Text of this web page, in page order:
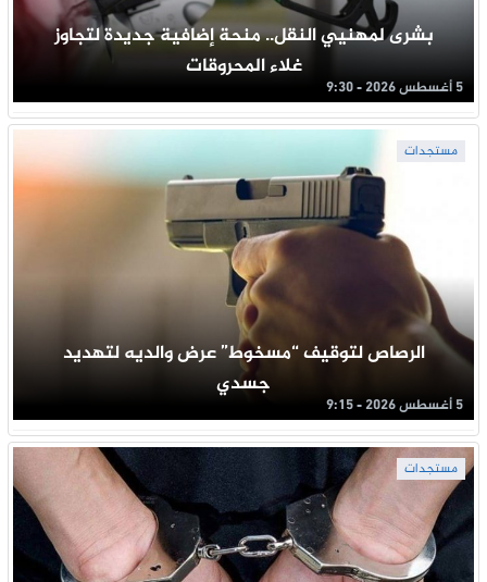
بشرى لمهنيي النقل.. منحة إضافية جديدة لتجاوز
غلاء المحروقات
5 أغسطس 2026 - 9:30
مستجدات
الرصاص لتوقيف “مسخوط” عرض والديه لتهديد
جسدي
5 أغسطس 2026 - 9:15
مستجدات